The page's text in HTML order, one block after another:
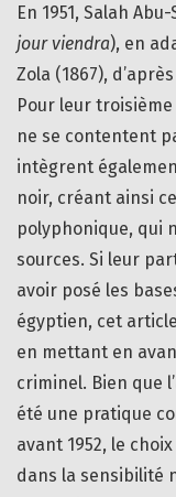
En 1951, Salah
jour viendra), en
Zola (1867),
Pour leur
ne se contentent
intègrent
noir, créant ainsi
polyphonique, qui
sources. Si leur
avoir posé les
égyptien, cet
en mettant en
criminel. Bien que
été une pratique
avant 1952, le
dans la sensibilité